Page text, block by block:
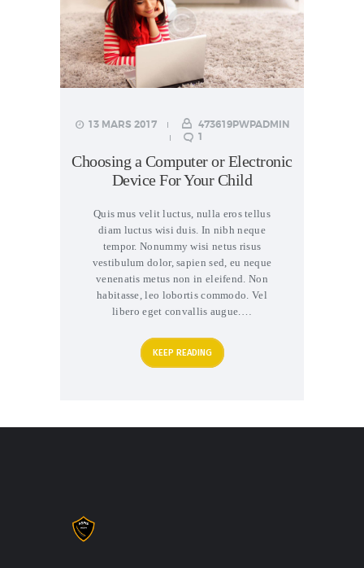
13 MARS 2017
473619PWPADMIN
1
Choosing a Computer or Electronic
Device For Your Child
Quis mus velit luctus, nulla eros tellus
diam luctus wisi duis. In nibh neque
tempor. Nonummy wisi netus risus
vestibulum dolor, sapien sed, eu neque
venenatis metus non in eleifend. Non
habitasse, leo lobortis commodo. Vel
libero eget convallis augue.…
KEEP READING